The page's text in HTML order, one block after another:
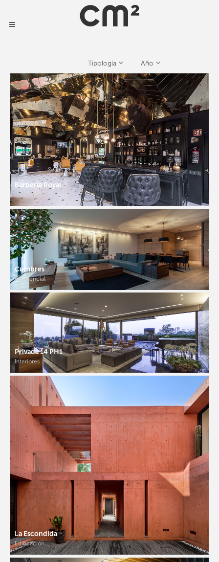
Tipología Año
Barberí­a Royal
Comercial
Cumbres
Residencial
Privada 14 PH1
Interiores
La Escondida
Edificación